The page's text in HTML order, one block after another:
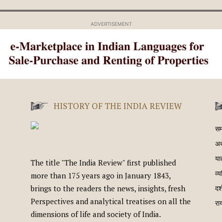
ADVERTISEMENT
HISTORY OF THE INDIA REVIEW
The title "The India Review" first published
more than 175 years ago in January 1843,
brings to the readers the news, insights, fresh
Perspectives and analytical treatises on all the
dimensions of life and society of India.